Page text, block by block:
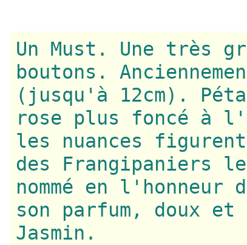
Un Must. Une très
boutons.
(jusqu'à 12cm).
rose plus foncé à
les nuances
des Frangipaniers
nommé en
son parfum, doux et
Jasmin.